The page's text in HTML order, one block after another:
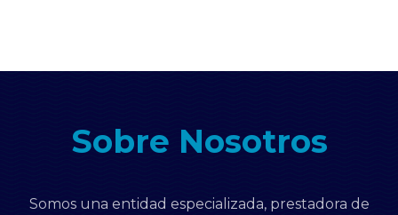
Sobre Nosotros
Somos una entidad especializada, prestadora de